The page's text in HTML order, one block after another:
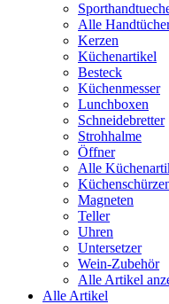
Alle
Kerzen
Küchenartikel
Besteck
Küchenmesser
Lunchboxen
Schneidebretter
Strohhalme
Öffner
Alle
Magneten
Teller
Uhren
Untersetzer
Wein-Zubehör
Alle Artikel
Alle Artikel